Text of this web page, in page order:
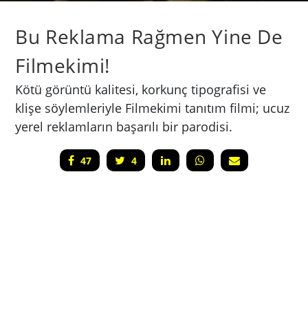
Bu Reklama Rağmen Yine De
Filmekimi!
Kötü görüntü kalitesi, korkunç tipografisi ve
klişe söylemleriyle Filmekimi tanıtım filmi; ucuz
yerel reklamların başarılı bir parodisi.
47 4